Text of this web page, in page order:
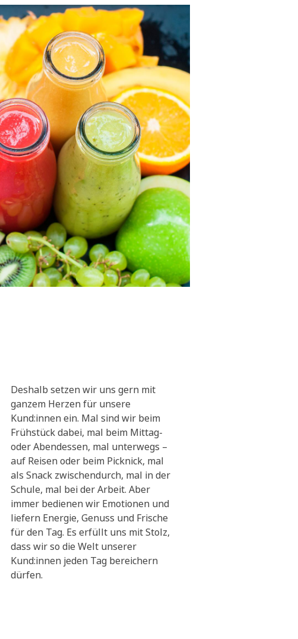
Deshalb setzen wir uns gern mit
ganzem Herzen für unsere
Kund:innen ein. Mal sind wir beim
Frühstück dabei, mal beim Mittag-
oder Abendessen, mal unterwegs –
auf Reisen oder beim Picknick, mal
als Snack zwischendurch, mal in der
Schule, mal bei der Arbeit. Aber
immer bedienen wir Emotionen und
liefern Energie, Genuss und Frische
für den Tag. Es erfüllt uns mit Stolz,
dass wir so die Welt unserer
Kund:innen jeden Tag bereichern
dürfen.